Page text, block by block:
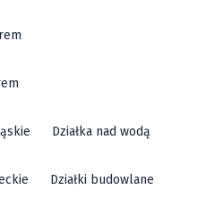
Działka nad wodą
Działki budowlane